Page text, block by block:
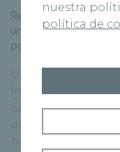
Recoletas Salud y
un acuerdo para
pacientes y
Salud y la
un acuerdo de
nuevas
nuestra
política de